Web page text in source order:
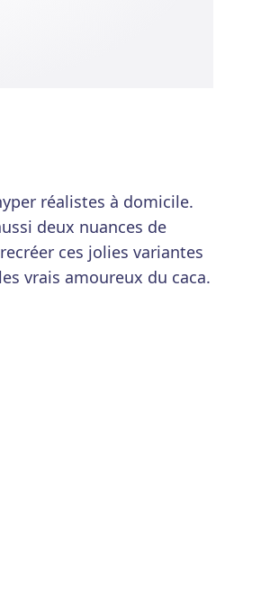
réalistes à domicile.
deux nuances de
ces jolies variantes
vrais amoureux du caca.